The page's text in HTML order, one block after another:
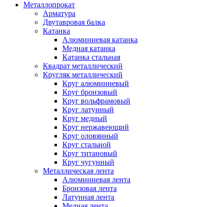
Металлопрокат
Арматура
Двутавровая балка
Катанка
Алюминиевая катанка
Медная катанка
Катанка стальная
Квадрат металлический
Кругляк металлический
Круг алюминиевый
Круг бронзовый
Круг вольфрамовый
Круг латунный
Круг медный
Круг нержавеющий
Круг оловянный
Круг стальной
Круг титановый
Круг чугунный
Металлическая лента
Алюминиевая лента
Бронзовая лента
Латунная лента